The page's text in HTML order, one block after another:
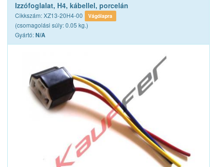
Izzófoglalat, H4, kábellel, porcelán
Cikkszám: XZ13-20H4-00 Vágólapra
(csomagolási súly: 0.05 kg.)
Gyártó:N/A